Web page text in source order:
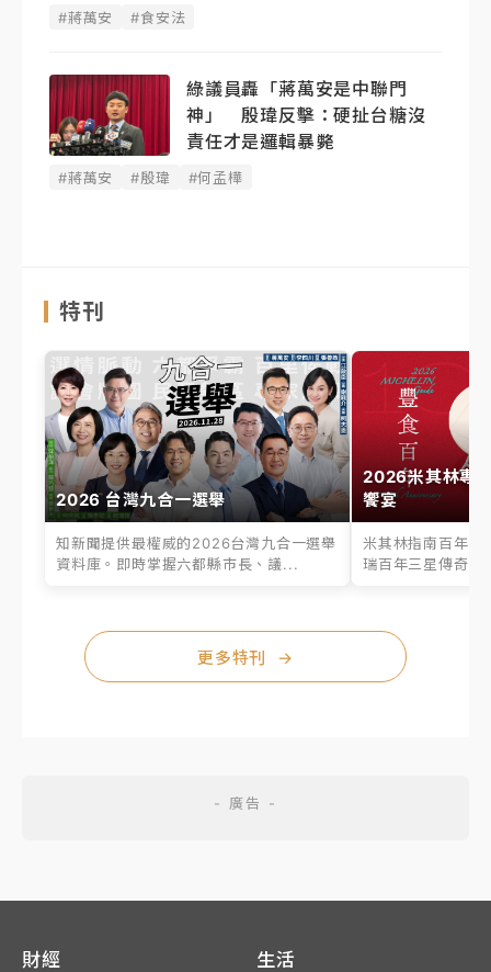
#蔣萬安 #食安法
綠議員轟「蔣萬安是中聯門
神」 殷瑋反擊：硬扯台糖沒
責任才是邏輯暴斃
#蔣萬安 #殷瑋 #何孟樺
特刊
2026 台灣九合一選舉
知新聞提供最權威的2026台灣九合一選舉
資料庫。即時掌握六都縣市長、議...
2026米其林專
饗宴
米其林指南百年之
瑞百年三星傳奇、
更多特刊 →
財經 生活